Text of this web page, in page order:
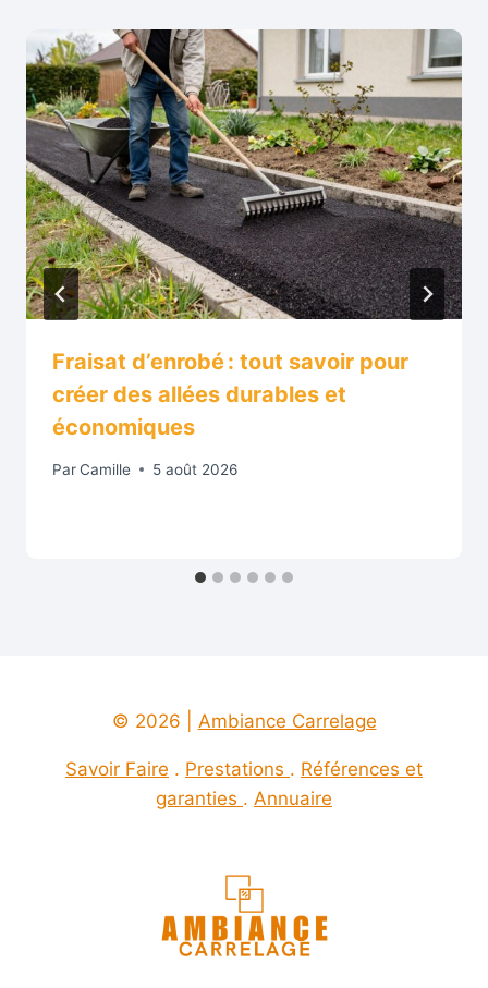
Fraisat d’enrobé : tout savoir pour
créer des allées durables et
économiques
ParCamille 5 août 2026
© 2026 | Ambiance Carrelage
Savoir Faire . Prestations . Références et
garanties . Annuaire